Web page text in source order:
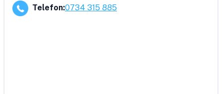
Telefon:0734 315 885